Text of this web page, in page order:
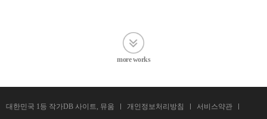
more works
대한민국 1등 작가DB 사이트, 뮤움 개인정보처리방침
서비스약관